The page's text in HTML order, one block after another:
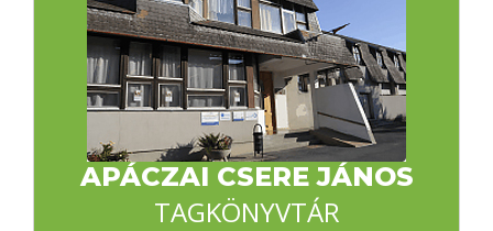
APÁCZAI CSERE JÁNOS
TAGKÖNYVTÁR